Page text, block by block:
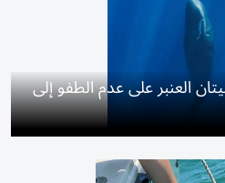
العنبر على عدم الطفو إلى